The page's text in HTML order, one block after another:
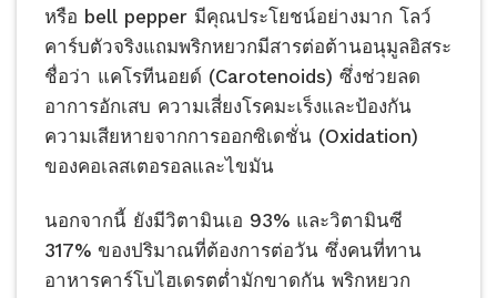
หรือ bell pepper มีคุณประโยชน์อย่างมาก โลว์
คาร์บตัวจริงแถมพริกหยวกมีสารต่อต้านอนุมูลอิสระ
ชื่อว่า แคโรทีนอยด์ (Carotenoids) ซึ่งช่วยลด
อาการอักเสบ ความเสี่ยงโรคมะเร็งและป้องกัน
ความเสียหายจากการออกซิเดชั่น (Oxidation)
ของคอเลสเตอรอลและไขมัน
นอกจากนี้ ยังมีวิตามินเอ 93% และวิตามินซี
317% ของปริมาณที่ต้องการต่อวัน ซึ่งคนที่ทาน
อาหารคาร์โบไฮเดรตต่ำมักขาดกัน พริกหยวก